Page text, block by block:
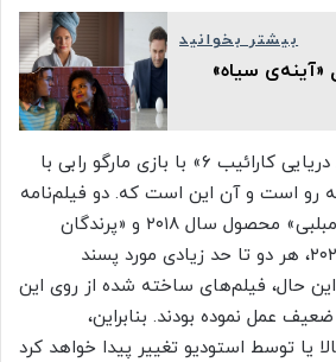
بیشتر بخوانید
«آینه‌ی سیاه»
با این حال، فیلم «دزدان دریایی کارائیب ۶» با بازی مارگو رابی با
رو است و آن این است که. دو فیلم‌نامه
اخیر هادسون، یعنی «بامبلبی» محصول سال ۲۰۱۸ و «پرندگان
شکاری» محصول سال ۲۰۲۰، هر دو تا حد زیادی مورد پسند
این حال، فیلم‌های ساخته شده از روی این
عمل نموده بودند. بنابراین،
یا توسط استودیو تغییر پیدا خواهد کرد